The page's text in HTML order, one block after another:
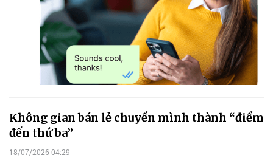
Không gian bán lẻ chuyển mình thành “điểm
đến thứ ba”
18/07/2026 04:29